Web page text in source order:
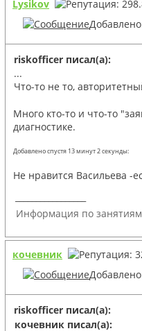
Lysikov
riskofficer писал(а):
...
Что-то не то,
Много кто-то и что-то
диагностике.
Добавлено спустя 13 минут 2 секунды:
Не нравится Васильева -
Информация по
кочевник
riskofficer писал(а):
кочевник писал(а):